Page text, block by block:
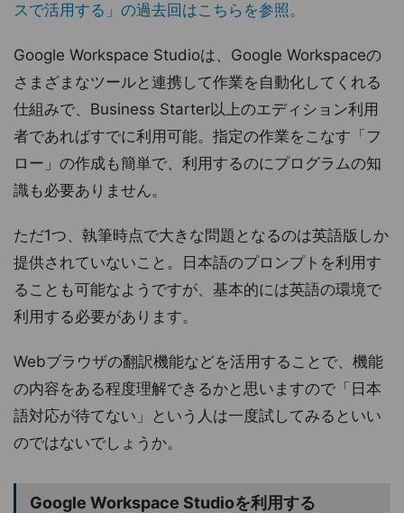
スで活用する」の過去回はこちらを参照。
Google Workspace Studioは、Google Workspaceの
さまざまなツールと連携して作業を自動化してくれる
仕組みで、Business Starter以上のエディション利用
者であればすでに利用可能。指定の作業をこなす「フ
ロー」の作成も簡単で、利用するのにプログラムの知
識も必要ありません。
ただ1つ、執筆時点で大きな問題となるのは英語版しか
提供されていないこと。日本語のプロンプトを利用す
ることも可能なようですが、基本的には英語の環境で
利用する必要があります。
Webブラウザの翻訳機能などを活用することで、機能
の内容をある程度理解できるかと思いますので「日本
語対応が待てない」という人は一度試してみるといい
のではないでしょうか。
Google Workspace Studioを利用する